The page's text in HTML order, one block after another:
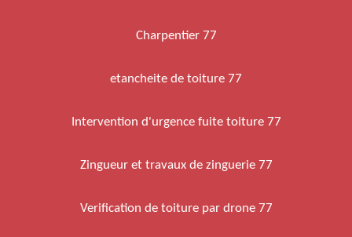
Charpentier 77
etancheite de toiture 77
Intervention d'urgence fuite toiture 77
Zingueur et travaux de zinguerie 77
Verification de toiture par drone 77